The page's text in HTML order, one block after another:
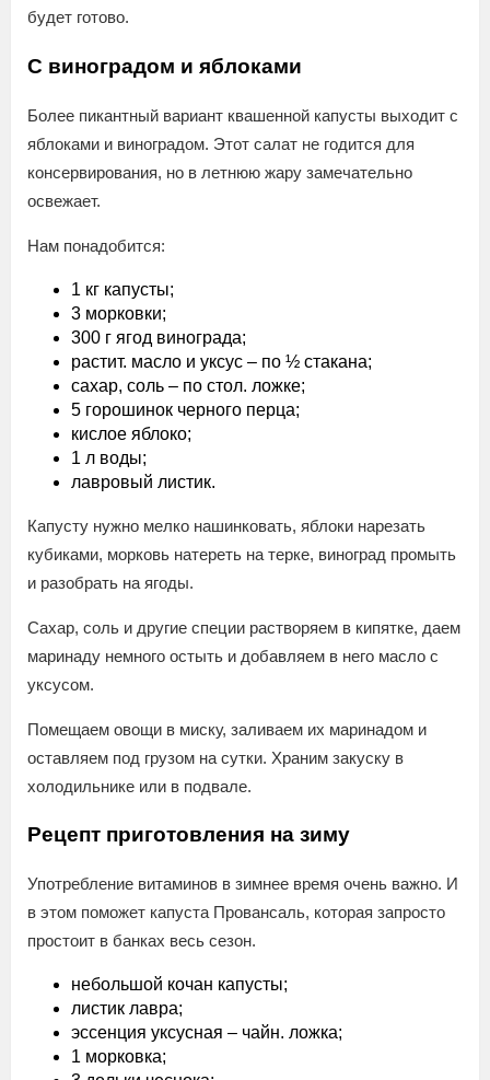
будет готово.
С виноградом и яблоками
Более пикантный вариант квашенной капусты выходит с
яблоками и виноградом. Этот салат не годится для
консервирования, но в летнюю жару замечательно
освежает.
Нам понадобится:
1 кг капусты;
3 морковки;
300 г ягод винограда;
растит. масло и уксус – по ½ стакана;
сахар, соль – по стол. ложке;
5 горошинок черного перца;
кислое яблоко;
1 л воды;
лавровый листик.
Капусту нужно мелко нашинковать, яблоки нарезать
кубиками, морковь натереть на терке, виноград промыть
и разобрать на ягоды.
Сахар, соль и другие специи растворяем в кипятке, даем
маринаду немного остыть и добавляем в него масло с
уксусом.
Помещаем овощи в миску, заливаем их маринадом и
оставляем под грузом на сутки. Храним закуску в
холодильнике или в подвале.
Рецепт приготовления на зиму
Употребление витаминов в зимнее время очень важно. И
в этом поможет капуста Провансаль, которая запросто
простоит в банках весь сезон.
небольшой кочан капусты;
листик лавра;
эссенция уксусная – чайн. ложка;
1 морковка;